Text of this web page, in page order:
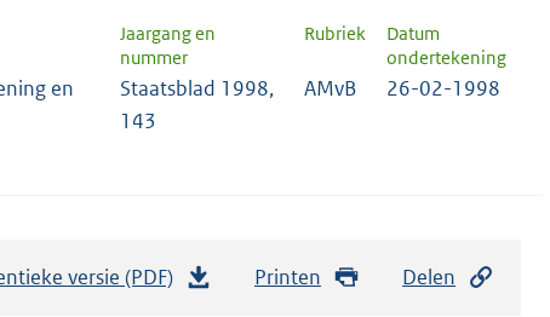
Jaargang en
nummer
Rubriek
Datum
ondertekening
en
Staatsblad 1998,
143
AMvB 26-02-1998
versie (PDF) Printen Delen